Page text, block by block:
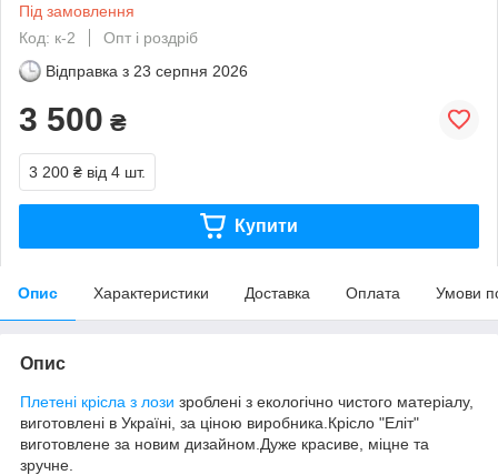
Під замовлення
Код: к-2
Опт і роздріб
Відправка з 23 серпня 2026
3 500 ₴
3 200 ₴ від 4 шт.
Купити
Опис Характеристики Доставка Оплата Умови
Опис
Плетені крісла з лози зроблені з екологічно чистого матеріалу,
виготовлені в Україні, за ціною виробника.Крісло "Еліт"
виготовлене за новим дизайном.Дуже красиве, міцне та
зручне.